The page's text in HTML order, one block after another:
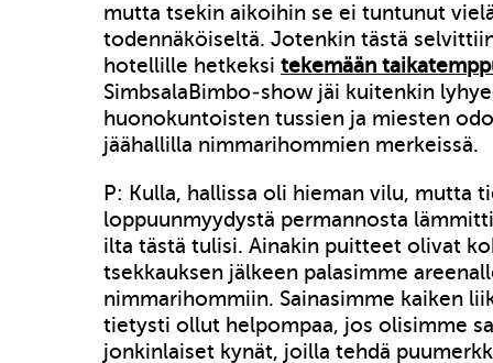
mutta tsekin aikoihin se ei tuntunut
todennäköiseltä. Jotenkin tästä
hotellille hetkeksi tekemään
SimbsalaBimbo-show jäi kuitenkin
huonokuntoisten tussien ja miesten
jäähallilla nimmarihommien merkeissä.
P: Kulla, hallissa oli hieman vilu, mutta
loppuunmyydystä permannosta
ilta tästä tulisi. Ainakin puitteet olivat
tsekkauksen jälkeen palasimme
nimmarihommiin. Sainasimme kaiken
tietysti ollut helpompaa, jos olisimme
jonkinlaiset kynät, joilla tehdä